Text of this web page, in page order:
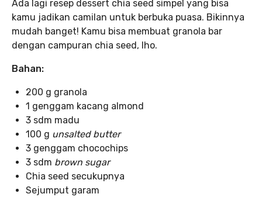
Ada lagi resep dessert chia seed simpel yang bisa
kamu jadikan camilan untuk berbuka puasa. Bikinnya
mudah banget! Kamu bisa membuat granola bar
dengan campuran chia seed, lho.
Bahan:
200 g granola
1 genggam kacang almond
3 sdm madu
100 g unsalted butter
3 genggam chocochips
3 sdm brown sugar
Chia seed secukupnya
Sejumput garam